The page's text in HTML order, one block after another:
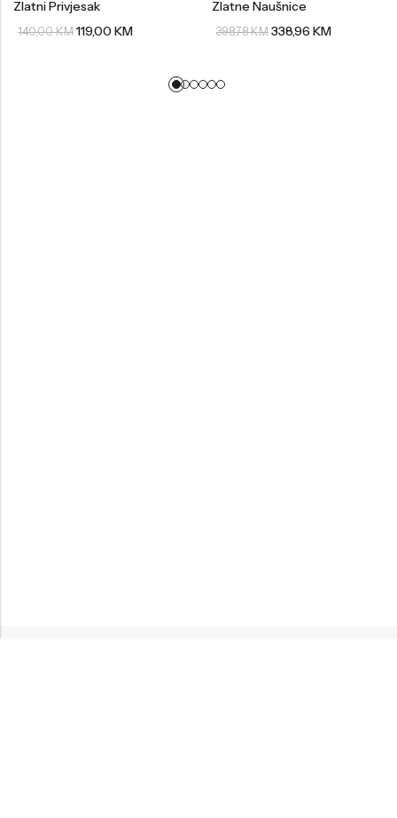
Zlatni Privjesak
140,00KM 119,00 KM
Zlatne Naušnice
398,78KM 338,96 KM